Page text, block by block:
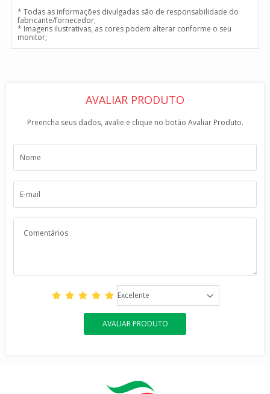
* Todas as informações divulgadas são de responsabilidade do
fabricante/fornecedor;
* Imagens ilustrativas, as cores podem alterar conforme o seu
monitor;
AVALIAR PRODUTO
Preencha seus dados, avalie e clique no botão Avaliar Produto.
Excelente
AVALIAR PRODUTO